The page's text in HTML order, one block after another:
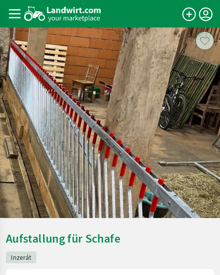
Aufstallung für Schafe
Inzerát